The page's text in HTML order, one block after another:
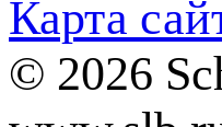
Карта
© 2026